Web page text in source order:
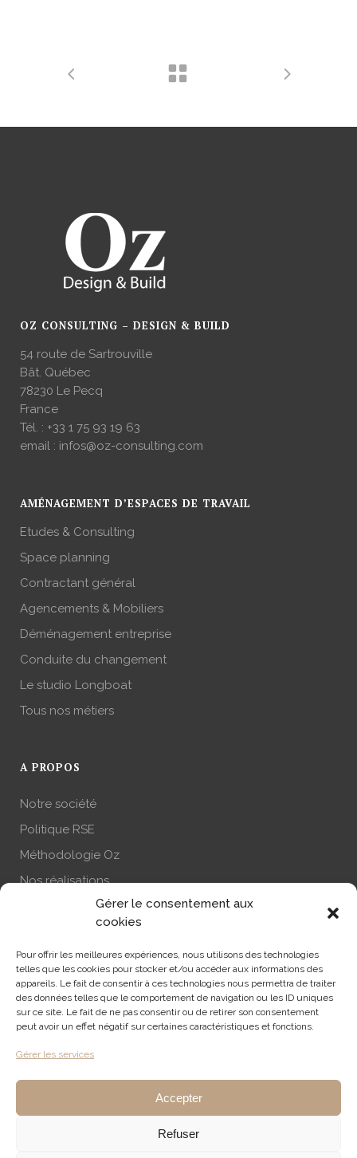
Gérer le consentement aux
cookies
Pour offrir les meilleures expériences, nous utilisons des technologies
telles que les cookies pour stocker et/ou accéder aux informations des
appareils. Le fait de consentir à ces technologies nous permettra de traiter
des données telles que le comportement de navigation ou les ID uniques
sur ce site. Le fait de ne pas consentir ou de retirer son consentement
peut avoir un effet négatif sur certaines caractéristiques et fonctions.
Gérer les services
Accepter
Refuser
OZ CONSULTING – DESIGN & BUILD
54 route de Sartrouville
Bât. Québec
78230 Le Pecq
France
Tél. : +33 1 75 93 19 63
email : infos@oz-consulting.com
AMÉNAGEMENT D’ESPACES DE TRAVAIL
Etudes & Consulting
Space planning
Contractant général
Agencements & Mobiliers
Déménagement entreprise
Conduite du changement
Le studio Longboat
Tous nos métiers
A PROPOS
Notre société
Politique RSE
Méthodologie Oz
Nos réalisations
S’abonner à la newsletter
RECHERCHE